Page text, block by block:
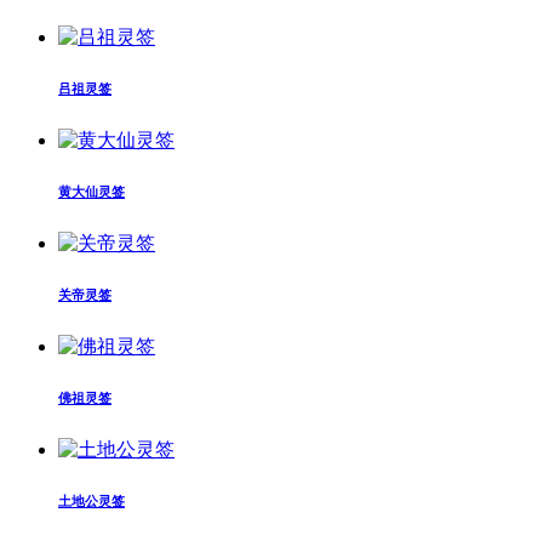
吕祖灵签
黄大仙灵签
关帝灵签
佛祖灵签
土地公灵签